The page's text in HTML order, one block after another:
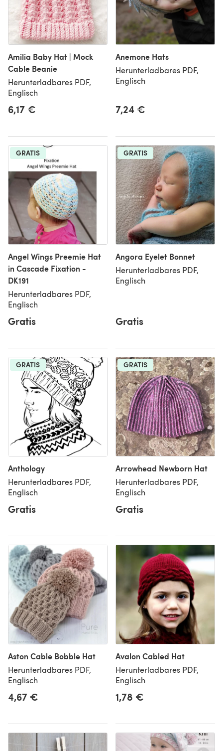
Amilia Baby Hat | Mock
Cable Beanie
Herunterladbares PDF,
Englisch
6,17 €
Anemone Hats
Herunterladbares PDF,
Englisch
7,24 €
GRATIS
Angel Wings Preemie Hat
in Cascade Fixation -
DK191
Herunterladbares PDF,
Englisch
Gratis
GRATIS
Angora Eyelet Bonnet
Herunterladbares PDF,
Englisch
Gratis
GRATIS
Anthology
Herunterladbares PDF,
Englisch
Gratis
GRATIS
Arrowhead Newborn Hat
Herunterladbares PDF,
Englisch
Gratis
Aston Cable Bobble Hat
Herunterladbares PDF,
Englisch
4,67 €
Avalon Cabled Hat
Herunterladbares PDF,
Englisch
1,78 €